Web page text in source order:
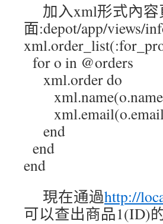
加入xml形式內容
面:depot/app/views/
for o in @orders
xml.order do
end
end
end
現在通過http://
可以查出商品1(ID)